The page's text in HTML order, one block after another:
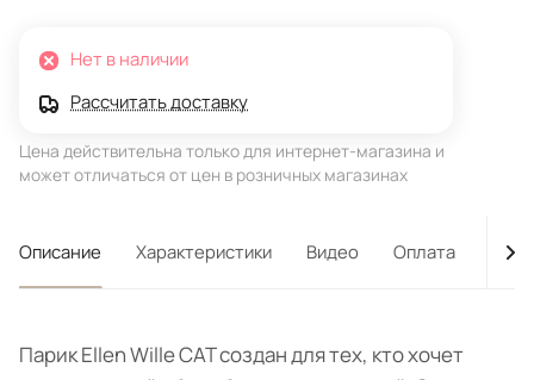
Нет в наличии
Рассчитать доставку
Цена действительна только для интернет-магазина и
может отличаться от цен в розничных магазинах
Описание Характеристики Видео Оплата
Парик Ellen Wille CAT создан для тех, кто хочет